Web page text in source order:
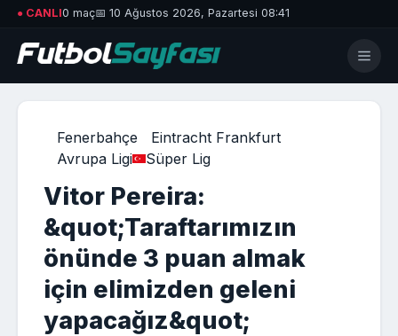
● CANLI0 maç📅 10 Ağustos 2026, Pazartesi 08:41
Fenerbahçe
Eintracht Frankfurt
Avrupa Ligi
Süper Lig
Vitor Pereira:
&quot;Taraftarımızın
önünde 3 puan almak
için elimizden geleni
yapacağız&quot;